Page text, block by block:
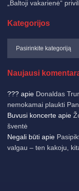
„Baltoji vakarienė“
Kategorijos
Naujausi
??? apie Donaldas
nemokamai plaukti
Buvusi koncerte apie
šventė
Negali būti apie
valgau – ten kakoju,